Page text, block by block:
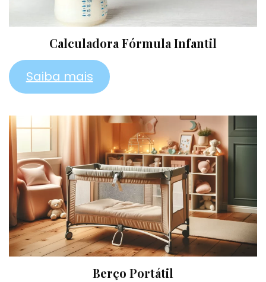
Calculadora Fórmula Infantil
Saiba mais
Berço Portátil